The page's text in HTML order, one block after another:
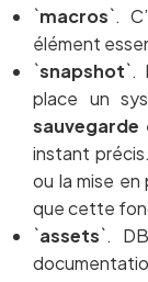
`macros`.
élément
`snapshot`.
place un
instant
ou la mise en
que cette
`assets`.